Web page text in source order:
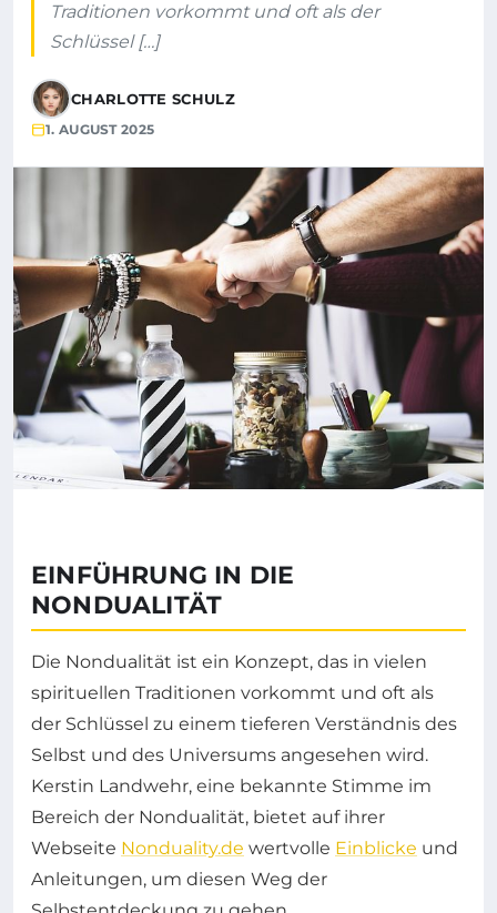
Traditionen vorkommt und oft als der
Schlüssel […]
CHARLOTTE SCHULZ
1. AUGUST 2025
EINFÜHRUNG IN DIE
NONDUALITÄT
Die Nondualität ist ein Konzept, das in vielen
spirituellen Traditionen vorkommt und oft als
der Schlüssel zu einem tieferen Verständnis des
Selbst und des Universums angesehen wird.
Kerstin Landwehr, eine bekannte Stimme im
Bereich der Nondualität, bietet auf ihrer
Webseite Nonduality.de wertvolle Einblicke und
Anleitungen, um diesen Weg der